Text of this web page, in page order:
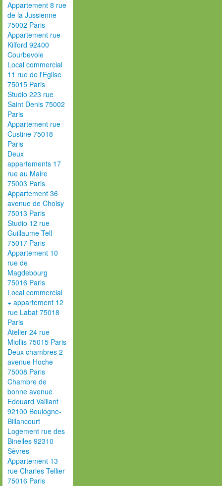
Appartement 8 rue
de la Jussienne
75002 Paris
Appartement rue
Kilford 92400
Courbevoie
Local commercial
11 rue de l'Eglise
75015 Paris
Studio 223 rue
Saint Denis 75002
Paris
Appartement rue
Custine 75018
Paris
Deux
appartements 17
rue au Maire
75003 Paris
Appartement 36
avenue de Choisy
75013 Paris
Studio 12 rue
Guillaume Tell
75017 Paris
Appartement 10
rue de
Magdebourg
75016 Paris
Local commercial
+ appartement 12
rue Labat 75018
Paris
Atelier 24 rue
Miollis 75015 Paris
Deux chambres 2
avenue Hoche
75008 Paris
Chambre de
bonne avenue
Edouard Vaillant
92100 Boulogne-
Billancourt
Logement rue des
Binelles 92310
Sèvres
Appartement 13
rue Charles Tellier
75016 Paris